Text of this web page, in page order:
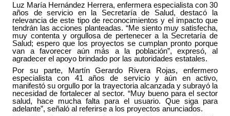
Luz María Hernández Herrera, enfermera especialista con 30
años de servicio en la Secretaría de Salud, destacó la
relevancia de este tipo de reconocimientos y el impacto que
tendrán las acciones planteadas. “Me siento muy satisfecha,
muy contenta y orgullosa de pertenecer a la Secretaría de
Salud; espero que los proyectos se cumplan pronto porque
van a favorecer aún más a la población”, expresó, al
agradecer el apoyo brindado por las autoridades estatales.
Por su parte, Martín Gerardo Rivera Rojas, enfermero
especialista con 41 años de servicio y aún en activo,
manifestó su orgullo por la trayectoria alcanzada y subrayó la
necesidad de fortalecer al sector. “Muy bueno para el sector
salud, hace mucha falta para el usuario. Que siga para
adelante”, señaló al referirse a los proyectos anunciados.